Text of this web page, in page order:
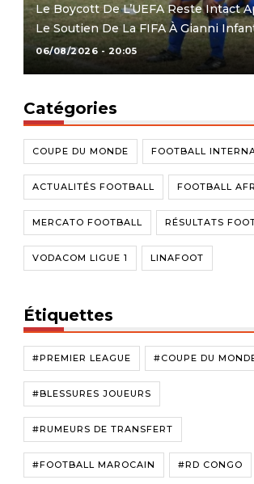
Le Boycott De L’UEFA Reste Intact
Le Soutien De La FIFA À Gianni
06/08/2026 - 20:05
Catégories
COUPE DU MONDE FOOTBALL
ACTUALITÉS FOOTBALL FOOTBALL
MERCATO FOOTBALL RÉSULTATS
VODACOM LIGUE 1 LINAFOOT
Étiquettes
#PREMIER LEAGUE #COUPE DU
#BLESSURES JOUEURS
#RUMEURS DE TRANSFERT
#FOOTBALL MAROCAIN #RD CONGO